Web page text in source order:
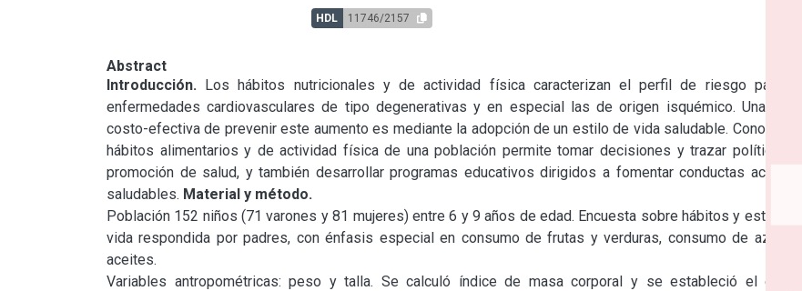
HDL 11746/2157
Abstract
Introducción. Los hábitos nutricionales y de actividad física caracterizan el perfil de riesgo para las
enfermedades cardiovasculares de tipo degenerativas y en especial las de origen isquémico. Una forma
costo-efectiva de prevenir este aumento es mediante la adopción de un estilo de vida saludable. Conocer los
hábitos alimentarios y de actividad física de una población permite tomar decisiones y trazar políticas de
promoción de salud, y también desarrollar programas educativos dirigidos a fomentar conductas activas y
saludables. Material y método.
Población 152 niños (71 varones y 81 mujeres) entre 6 y 9 años de edad. Encuesta sobre hábitos y estilos de
vida respondida por padres, con énfasis especial en consumo de frutas y verduras, consumo de azúcar y
aceites.
Variables antropométricas: peso y talla. Se calculó índice de masa corporal y se estableció el estado